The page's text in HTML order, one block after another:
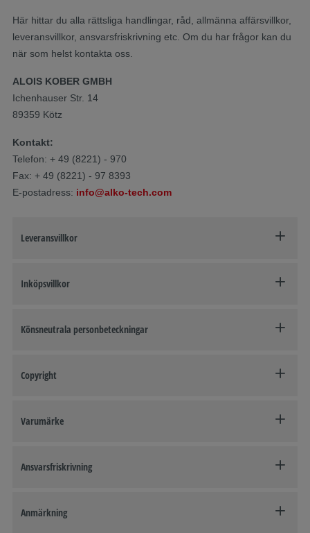
Här hittar du alla rättsliga handlingar, råd, allmänna affärsvillkor,
leveransvillkor, ansvarsfriskrivning etc. Om du har frågor kan du
när som helst kontakta oss.
ALOIS KOBER GMBH
Ichenhauser Str. 14
89359 Kötz
Kontakt:
Telefon: + 49 (8221) - 970
Fax: + 49 (8221) - 97 8393
E-postadress: info@alko-tech.com
Leveransvillkor
Inköpsvillkor
Könsneutrala personbeteckningar
Copyright
Varumärke
Ansvarsfriskrivning
Anmärkning